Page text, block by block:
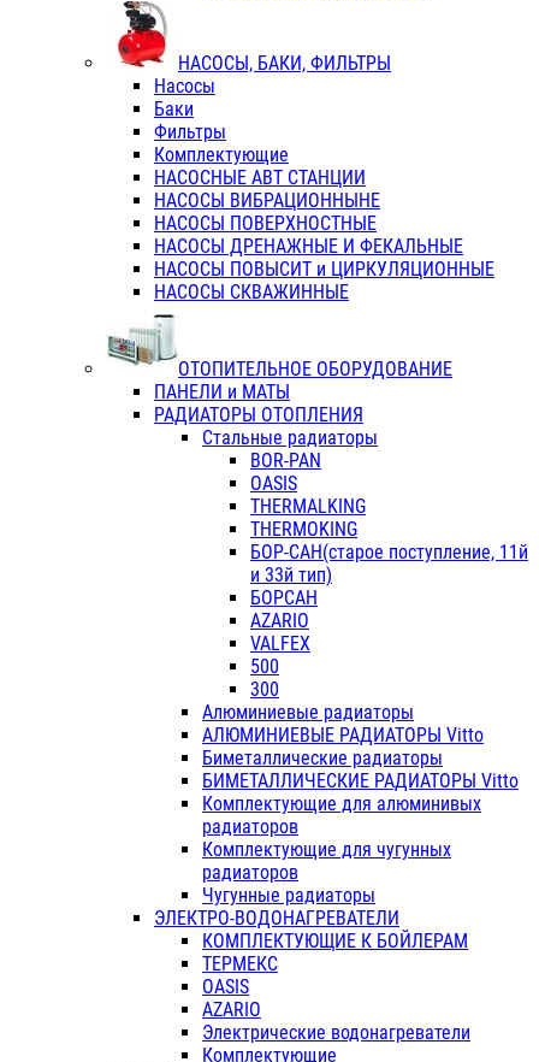
НАСОСЫ, БАКИ, ФИЛЬТРЫ
Насосы
Баки
Фильтры
Комплектующие
НАСОСНЫЕ АВТ СТАНЦИИ
НАСОСЫ ВИБРАЦИОННЫНЕ
НАСОСЫ ПОВЕРХНОСТНЫЕ
НАСОСЫ ДРЕНАЖНЫЕ И ФЕКАЛЬНЫЕ
НАСОСЫ ПОВЫСИТ и ЦИРКУЛЯЦИОННЫЕ
НАСОСЫ СКВАЖИННЫЕ
ОТОПИТЕЛЬНОЕ ОБОРУДОВАНИЕ
ПАНЕЛИ и МАТЫ
РАДИАТОРЫ ОТОПЛЕНИЯ
Стальные радиаторы
BOR-PAN
OASIS
THERMALKING
THERMOKING
БОР-САН(старое поступление, 11й
и 33й тип)
БОРСАН
AZARIO
VALFEX
500
300
Алюминиевые радиаторы
АЛЮМИНИЕВЫЕ РАДИАТОРЫ Vitto
Биметаллические радиаторы
БИМЕТАЛЛИЧЕСКИЕ РАДИАТОРЫ Vitto
Комплектующие для алюминивых
радиаторов
Комплектующие для чугунных
радиаторов
Чугунные радиаторы
ЭЛЕКТРО-ВОДОНАГРЕВАТЕЛИ
КОМПЛЕКТУЮЩИЕ К БОЙЛЕРАМ
ТЕРМЕКС
OASIS
AZARIO
Электрические водонагреватели
Комплектующие